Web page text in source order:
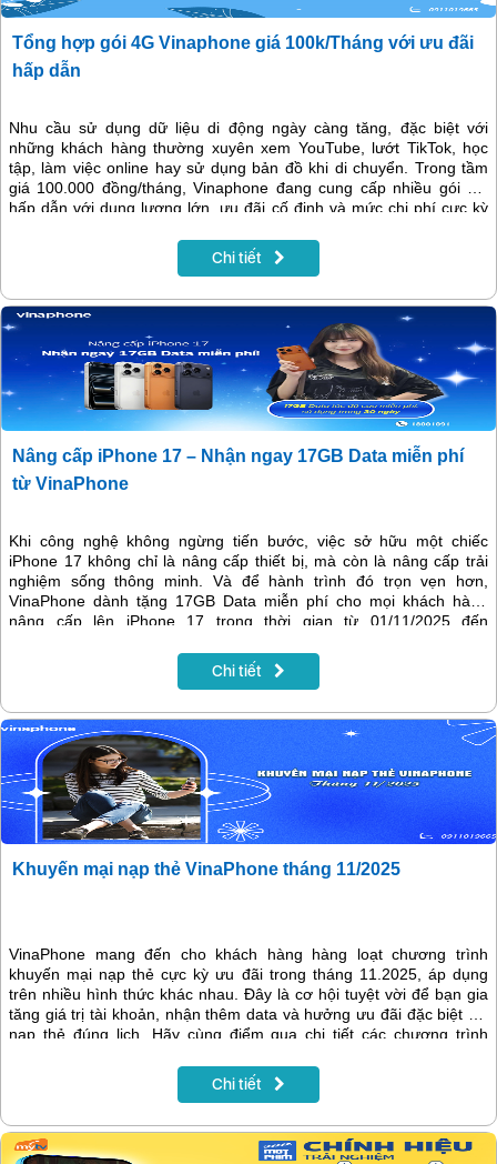
Tổng hợp gói 4G Vinaphone giá 100k/Tháng với ưu đãi
hấp dẫn
Nhu cầu sử dụng dữ liệu di động ngày càng tăng, đặc biệt với
những khách hàng thường xuyên xem YouTube, lướt TikTok, học
tập, làm việc online hay sử dụng bản đồ khi di chuyển. Trong tầm
giá 100.000 đồng/tháng, Vinaphone đang cung cấp nhiều gói 4G
hấp dẫn với dung lượng lớn, ưu đãi cố định và mức chi phí cực kỳ
Vinaphone 100k/tháng đáng đăng ký nhất.
Chi tiết
Nâng cấp iPhone 17 – Nhận ngay 17GB Data miễn phí
từ VinaPhone
Khi công nghệ không ngừng tiến bước, việc sở hữu một chiếc
iPhone 17 không chỉ là nâng cấp thiết bị, mà còn là nâng cấp trải
nghiệm sống thông minh. Và để hành trình đó trọn vẹn hơn,
VinaPhone dành tặng 17GB Data miễn phí cho mọi khách hàng
nâng cấp lên iPhone 17 trong thời gian từ 01/11/2025 đến
Chi tiết
Khuyến mại nạp thẻ VinaPhone tháng 11/2025
VinaPhone mang đến cho khách hàng hàng loạt chương trình
khuyến mại nạp thẻ cực kỳ ưu đãi trong tháng 11.2025, áp dụng
trên nhiều hình thức khác nhau. Đây là cơ hội tuyệt vời để bạn gia
tăng giá trị tài khoản, nhận thêm data và hưởng ưu đãi đặc biệt khi
nạp thẻ đúng lịch. Hãy cùng điểm qua chi tiết các chương trình
Chi tiết